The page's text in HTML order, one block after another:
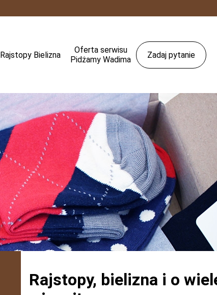
Rajstopy Bielizna
Oferta serwisu
Pidżamy Wadima
Zadaj pytanie
Rajstopy, bielizna i o